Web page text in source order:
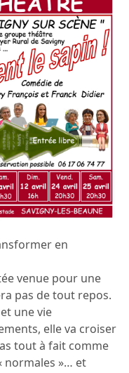
en
venue pour une
pas de tout repos.
une vie
elle va croiser
tout à fait comme
normales »… et